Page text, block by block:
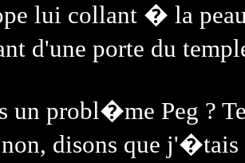
lui collant � la
d'une porte du
un probl�me Peg ?
disons que